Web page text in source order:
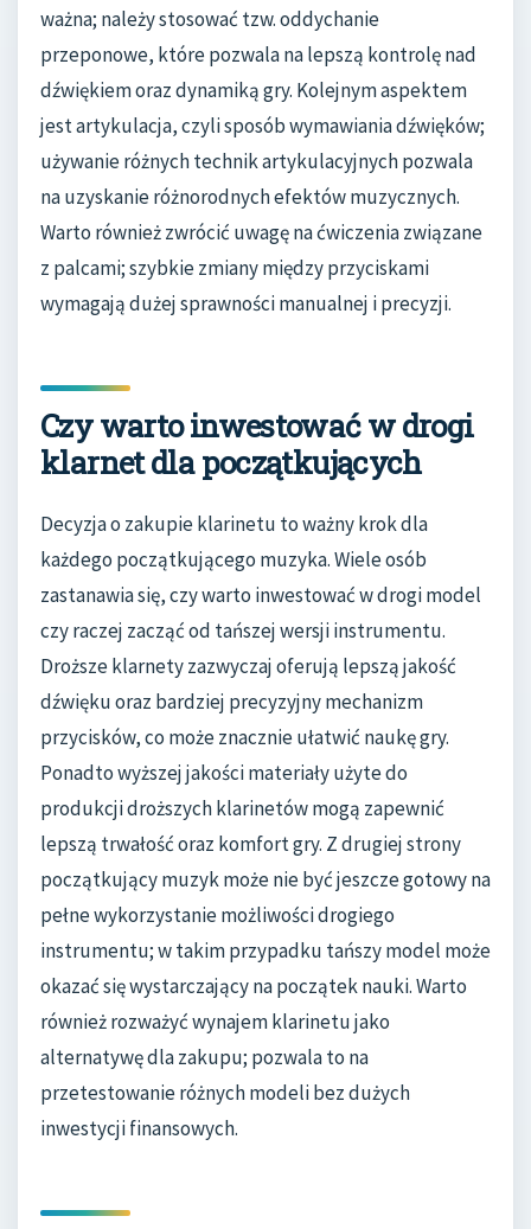
ważna; należy stosować tzw. oddychanie
przeponowe, które pozwala na lepszą kontrolę nad
dźwiękiem oraz dynamiką gry. Kolejnym aspektem
jest artykulacja, czyli sposób wymawiania dźwięków;
używanie różnych technik artykulacyjnych pozwala
na uzyskanie różnorodnych efektów muzycznych.
Warto również zwrócić uwagę na ćwiczenia związane
z palcami; szybkie zmiany między przyciskami
wymagają dużej sprawności manualnej i precyzji.
Czy warto inwestować w drogi
klarnet dla początkujących
Decyzja o zakupie klarinetu to ważny krok dla
każdego początkującego muzyka. Wiele osób
zastanawia się, czy warto inwestować w drogi model
czy raczej zacząć od tańszej wersji instrumentu.
Droższe klarnety zazwyczaj oferują lepszą jakość
dźwięku oraz bardziej precyzyjny mechanizm
przycisków, co może znacznie ułatwić naukę gry.
Ponadto wyższej jakości materiały użyte do
produkcji droższych klarinetów mogą zapewnić
lepszą trwałość oraz komfort gry. Z drugiej strony
początkujący muzyk może nie być jeszcze gotowy na
pełne wykorzystanie możliwości drogiego
instrumentu; w takim przypadku tańszy model może
okazać się wystarczający na początek nauki. Warto
również rozważyć wynajem klarinetu jako
alternatywę dla zakupu; pozwala to na
przetestowanie różnych modeli bez dużych
inwestycji finansowych.